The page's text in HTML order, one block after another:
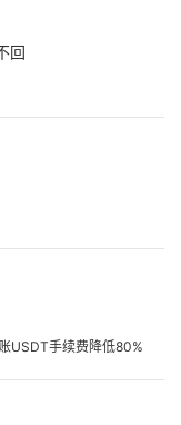
回
USDT手续费降低80%